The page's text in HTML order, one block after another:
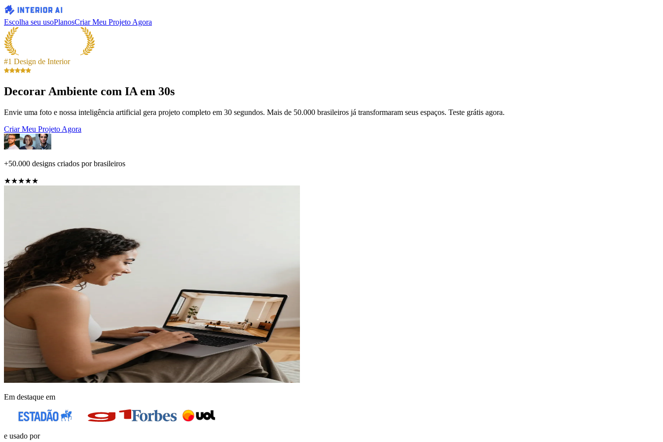
Escolha seu usoPlanosCriar Meu Projeto Agora
#1 Design de Interior
Decorar Ambiente com IA em 30s
Envie uma foto e nossa inteligência artificial gera projeto completo em 30 segundos. Mais de 50.000 brasileiros já transformaram seus espaços. Teste grátis agora.
Criar Meu Projeto Agora
+50.000 designs criados por brasileiros
★★★★★
Em destaque em
e usado por